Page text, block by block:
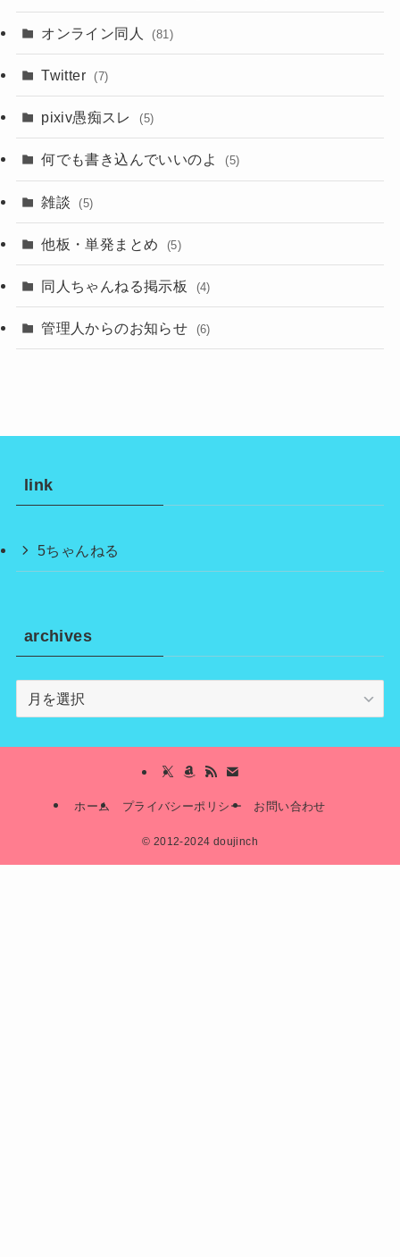
オンライン同人 (81)
Twitter (7)
pixiv愚痴スレ (5)
何でも書き込んでいいのよ (5)
雑談 (5)
他板・単発まとめ (5)
同人ちゃんねる掲示板 (4)
管理人からのお知らせ (6)
link
5ちゃんねる
archives
archives
ホーム プライバシーポリシー お問い合わせ
© 2012-2024 doujinch